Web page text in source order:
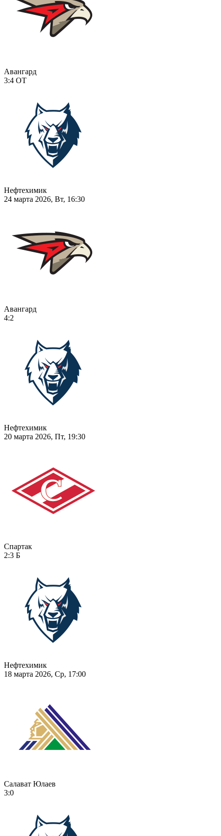
Авангард
3:4 ОТ
Нефтехимик
24 марта 2026, Вт, 16:30
Авангард
4:2
Нефтехимик
20 марта 2026, Пт, 19:30
Спартак
2:3 Б
Нефтехимик
18 марта 2026, Ср, 17:00
Салават Юлаев
3:0